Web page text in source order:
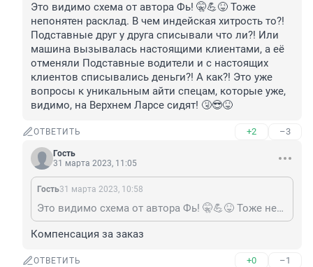
Это видимо схема от автора Фь! 🤫💪😝 Тоже
непонятен расклад. В чем индейская хитрость то?!
Подставные друг у друга списывали что ли?! Или
машина вызывалась настоящими клиентами, а её
отменяли Подставные водители и с настоящих
клиентов списывались деньги?! А как?! Это уже
вопросы к уникальным айти спецам, которые уже,
видимо, на Верхнем Ларсе сидят! 🤧😎😝
ОТВЕТИТЬ +2 –3
Гость
31 марта 2023, 11:05
Гость31 марта 2023, 10:58
Это видимо схема от автора Фь! 🤫💪😝 Тоже непонятен расклад. В чем индейская хитрость то?! Подставные друг у друга списывали что ли?! Или машина вызывалась настоящими клиентами, а её отменяли Подставные водители и с настоящих клиентов списывались деньги?! А как?! Это уже вопросы к уникальным айти спецам, которые уже, видимо, на Верхнем Ларсе сидят! 🤧😎😝
Компенсация за заказ
ОТВЕТИТЬ +0 –1